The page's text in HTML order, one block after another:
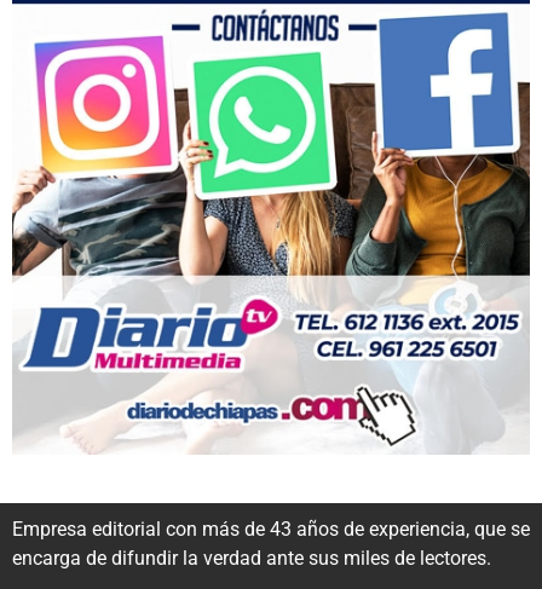
Empresa editorial con más de 43 años de experiencia, que se
encarga de difundir la verdad ante sus miles de lectores.